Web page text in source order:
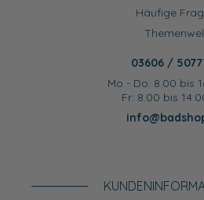
Häufige
03606 /
Mo - Do: 8.00 bis
Fr: 8.00 bis